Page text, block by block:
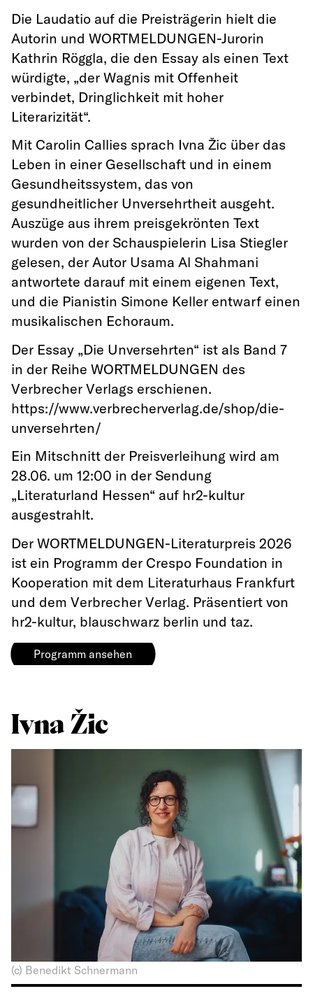
Die Laudatio auf die Preisträgerin hielt die
Autorin und WORTMELDUNGEN-Jurorin
Kathrin Röggla, die den Essay als einen Text
würdigte, „der Wagnis mit Offenheit
verbindet, Dringlichkeit mit hoher
Literarizität“.
Mit Carolin Callies sprach Ivna Žic über das
Leben in einer Gesellschaft und in einem
Gesundheitssystem, das von
gesundheitlicher Unversehrtheit ausgeht.
Auszüge aus ihrem preisgekrönten Text
wurden von der Schauspielerin Lisa Stiegler
gelesen, der Autor Usama Al Shahmani
antwortete darauf mit einem eigenen Text,
und die Pianistin Simone Keller entwarf einen
musikalischen Echoraum.
Der Essay „Die Unversehrten“ ist als Band 7
in der Reihe WORTMELDUNGEN des
Verbrecher Verlags erschienen.
https://www.verbrecherverlag.de/shop/die-
unversehrten/
Ein Mitschnitt der Preisverleihung wird am
28.06. um 12:00 in der Sendung
„Literaturland Hessen“ auf hr2-kultur
ausgestrahlt.
Der WORTMELDUNGEN-Literaturpreis 2026
ist ein Programm der Crespo Foundation in
Kooperation mit dem Literaturhaus Frankfurt
und dem Verbrecher Verlag. Präsentiert von
hr2-kultur, blauschwarz berlin und taz.
Programm ansehen
Ivna Žic
(c) Benedikt Schnermann